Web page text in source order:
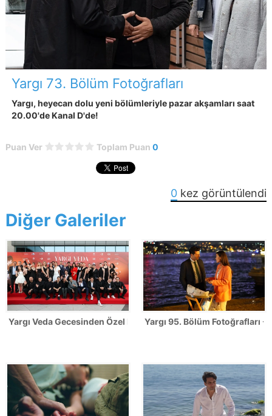
Yargı 73. Bölüm Fotoğrafları
Yargı, heyecan dolu yeni bölümleriyle pazar akşamları saat
20.00'de Kanal D'de!
Puan Ver Toplam Puan 0
0 kez görüntülendi
Diğer Galeriler
Yargı Veda Gecesinden Özel FotoğraflarYargı 95. Bölüm Fotoğrafları -